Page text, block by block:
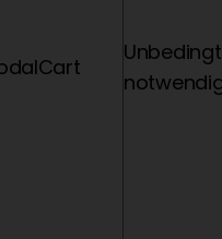
Unbedingt